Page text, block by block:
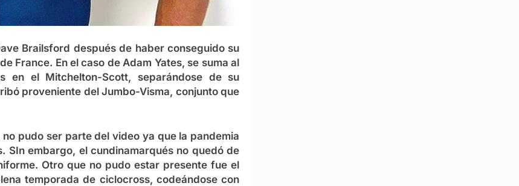
Brailsford después de haber conseguido su
France. En el caso de Adam Yates, se suma al
en el Mitchelton-Scott, separándose de su
proveniente del Jumbo-Visma, conjunto que
pudo ser parte del video ya que la pandemia
SIn embargo, el cundinamarqués no quedó de
Otro que no pudo estar presente fue el
temporada de ciclocross, codeándose con